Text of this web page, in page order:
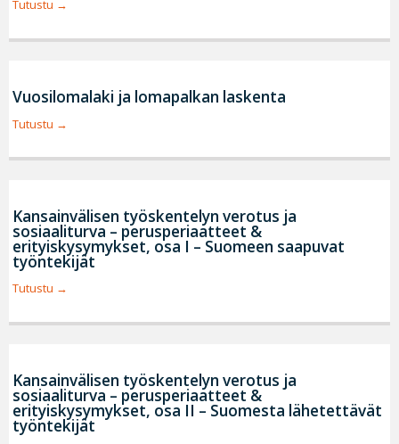
Tutustu
Vuosilomalaki ja lomapalkan laskenta
Tutustu
Kansainvälisen työskentelyn verotus ja
sosiaaliturva – perusperiaatteet &
erityiskysymykset, osa I – Suomeen saapuvat
työntekijät
Tutustu
Kansainvälisen työskentelyn verotus ja
sosiaaliturva – perusperiaatteet &
erityiskysymykset, osa II – Suomesta lähetettävät
työntekijät